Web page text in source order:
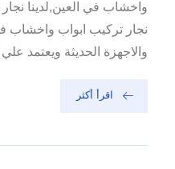
واخشاب في العين,لدينا
نجار تركيب ابواب واخشاب
والاجهزة الحديثة ويعتمد
اقرأ أكثر